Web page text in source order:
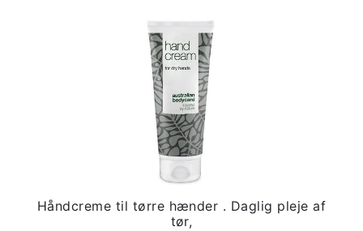
Håndcreme til tørre hænder . Daglig pleje af
tør,